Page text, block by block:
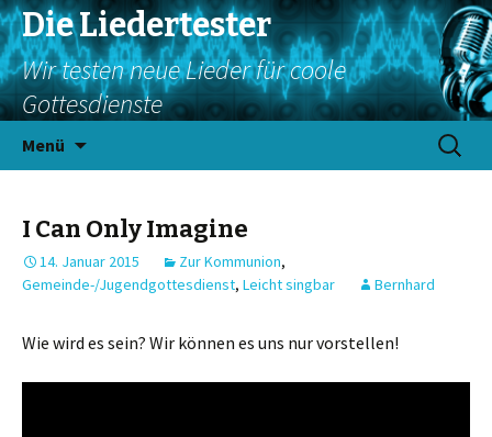
Die Liedertester
Wir testen neue Lieder für coole
Gottesdienste
Menü
Suchen
nach:
I Can Only Imagine
14. Januar 2015 Zur Kommunion,
Gemeinde-/Jugendgottesdienst, Leicht singbar Bernhard
Wie wird es sein? Wir können es uns nur vorstellen!